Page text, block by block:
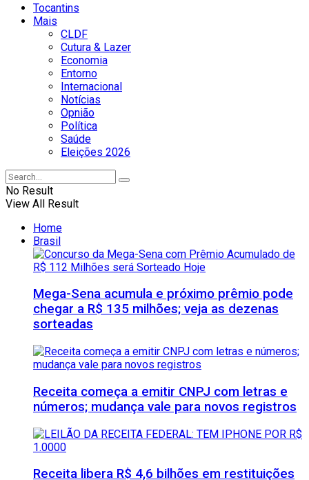
Tocantins
Mais
CLDF
Cutura & Lazer
Economia
Entorno
Internacional
Notícias
Opnião
Política
Saúde
Eleições 2026
No Result
View All Result
Home
Brasil
Mega-Sena acumula e próximo prêmio pode
chegar a R$ 135 milhões; veja as dezenas
sorteadas
Receita começa a emitir CNPJ com letras e
números; mudança vale para novos registros
Receita libera R$ 4,6 bilhões em restituições